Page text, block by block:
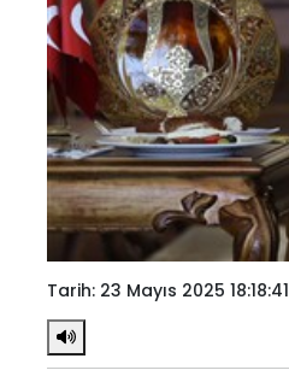
Tarih: 23 Mayıs 2025 18:18:41